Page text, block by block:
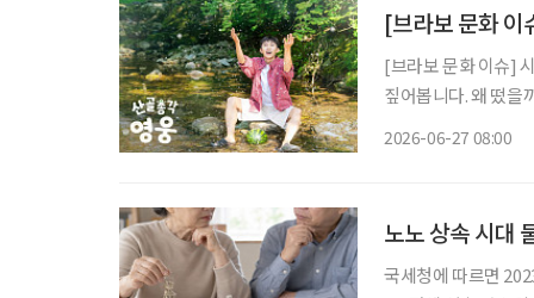
[브라보 문화 이
[브라보 문화 이슈]
짚어봅니다. 왜 떴을까? 가수 임영웅이 산골 생활에 나섰다. 지난 23일 첫 방송된 SBS 예능
2026-06-27 08:00
노노 상속 시대
국세청에 따르면